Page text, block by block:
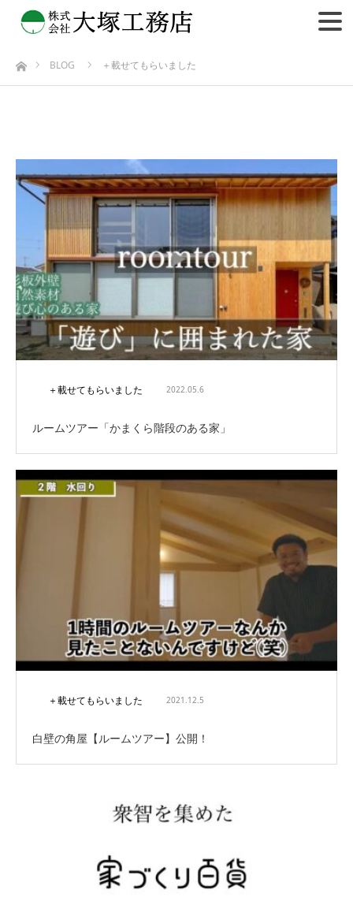
ホームBLOG ＋載せてもらいました
＋載せてもらいました 2022.05.6
ルームツアー「かまくら階段のある家」
＋載せてもらいました 2021.12.5
白壁の角屋【ルームツアー】公開！